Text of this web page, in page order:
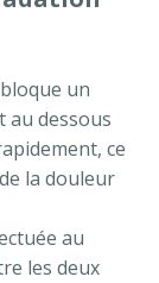
un
au dessous
ce
la douleur
au
les deux